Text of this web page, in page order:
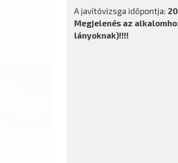
A javítóvizsga időpontja:
Megjelenés az
lányoknak)!!!!